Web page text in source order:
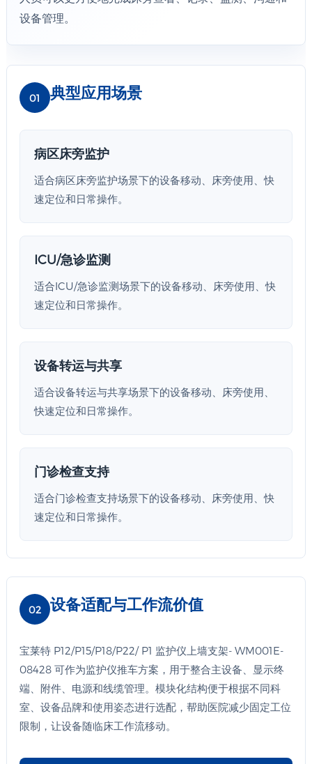
设备管理。
01 典型应用场景
病区床旁监护
适合病区床旁监护场景下的设备移动、床旁使用、快
速定位和日常操作。
ICU/急诊监测
适合ICU/急诊监测场景下的设备移动、床旁使用、快
速定位和日常操作。
设备转运与共享
适合设备转运与共享场景下的设备移动、床旁使用、
快速定位和日常操作。
门诊检查支持
适合门诊检查支持场景下的设备移动、床旁使用、快
速定位和日常操作。
02 设备适配与工作流价值
宝莱特 P12/P15/P18/P22/ P1 监护仪上墙支架- WM001E-
08428 可作为监护仪推车方案，用于整合主设备、显示终
端、附件、电源和线缆管理。模块化结构便于根据不同科
室、设备品牌和使用姿态进行选配，帮助医院减少固定工位
限制，让设备随临床工作流移动。